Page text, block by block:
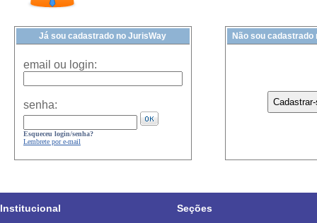
Já sou cadastrado no JurisWay
email ou login:
senha:
Esqueceu login/senha?
Lembrete por e-mail
Não sou cadastrado
Institucional Seções